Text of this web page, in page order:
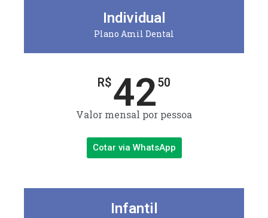
Individual
Plano Amil Dental
R$4250
Valor mensal por pessoa
Cotar via WhatsApp
Infantil